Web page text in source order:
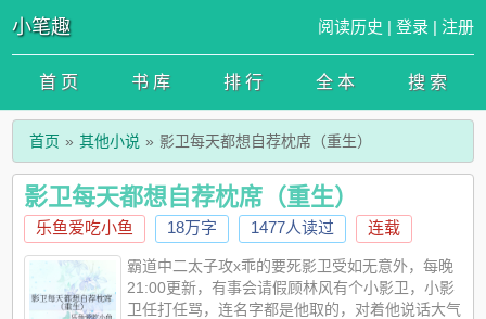
小笔趣 阅读历史 | 登录 | 注册
首 页 书 库 排 行 全 本 搜 索
首页 其他小说 影卫每天都想自荐枕席（重生）
影卫每天都想自荐枕席（重生）
乐鱼爱吃小鱼 18万字 1477人读过 连载
霸道中二太子攻x乖的要死影卫受如无意外，每晚
21:00更新，有事会请假顾林风有个小影卫，小影
卫任打任骂，连名字都是他取的，对着他说话大气